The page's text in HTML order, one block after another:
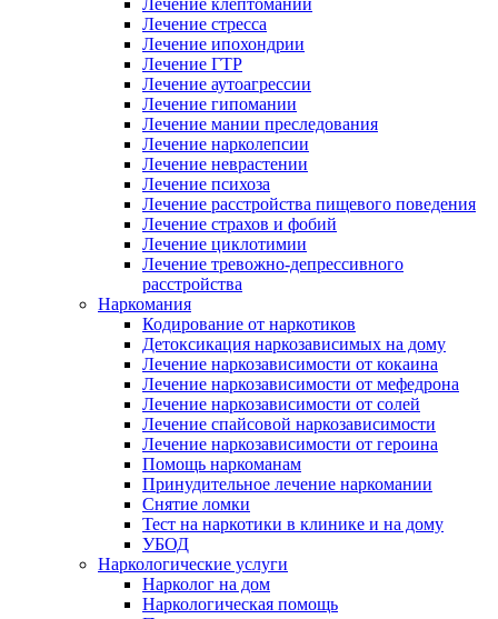
Лечение клептомании
Лечение стресса
Лечение ипохондрии
Лечение ГТР
Лечение аутоагрессии
Лечение гипомании
Лечение мании преследования
Лечение нарколепсии
Лечение неврастении
Лечение психоза
Лечение расстройства пищевого поведения
Лечение страхов и фобий
Лечение циклотимии
Лечение тревожно-депрессивного
расстройства
Наркомания
Кодирование от наркотиков
Детоксикация наркозависимых на дому
Лечение наркозависимости от кокаина
Лечение наркозависимости от мефедрона
Лечение наркозависимости от солей
Лечение спайсовой наркозависимости
Лечение наркозависимости от героина
Помощь наркоманам
Принудительное лечение наркомании
Снятие ломки
Тест на наркотики в клинике и на дому
УБОД
Наркологические услуги
Нарколог на дом
Наркологическая помощь